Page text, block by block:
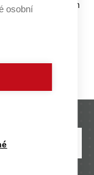
hodnotit jen
zpráv. Díky
porovnat také
8 9 10
osobní